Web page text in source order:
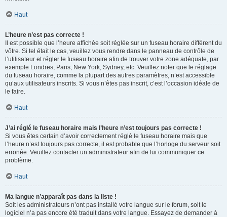
Haut
L’heure n’est pas correcte !
Il est possible que l’heure affichée soit réglée sur un fuseau horaire différent du
vôtre. Si tel était le cas, veuillez vous rendre dans le panneau de contrôle de
l’utilisateur et régler le fuseau horaire afin de trouver votre zone adéquate, par
exemple Londres, Paris, New York, Sydney, etc. Veuillez noter que le réglage
du fuseau horaire, comme la plupart des autres paramètres, n’est accessible
qu’aux utilisateurs inscrits. Si vous n’êtes pas inscrit, c’est l’occasion idéale de
le faire.
Haut
J’ai réglé le fuseau horaire mais l’heure n’est toujours pas correcte !
Si vous êtes certain d’avoir correctement réglé le fuseau horaire mais que
l’heure n’est toujours pas correcte, il est probable que l’horloge du serveur soit
erronée. Veuillez contacter un administrateur afin de lui communiquer ce
problème.
Haut
Ma langue n’apparaît pas dans la liste !
Soit les administrateurs n’ont pas installé votre langue sur le forum, soit le
logiciel n’a pas encore été traduit dans votre langue. Essayez de demander à